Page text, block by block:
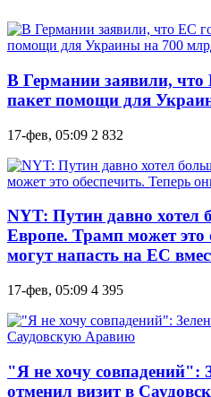
В Германии заявили,
пакет помощи для
17-фев, 05:09 2 832
NYT: Путин давно хотел
Европе. Трамп может это
могут напасть на ЕС
17-фев, 05:09 4 395
"Я не хочу совпадений":
отменил визит в